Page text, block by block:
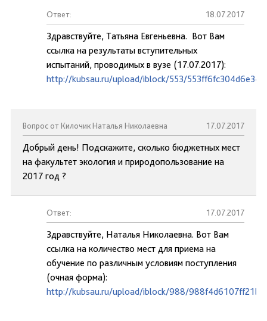
Ответ: 18.07.2017
Здравствуйте, Татьяна Евгеньевна. Вот Вам
ссылка на результаты вступительных
испытаний, проводимых в вузе (17.07.2017):
http://kubsau.ru/upload/iblock/553/
Вопрос от Килочик Наталья Николаевна 17.07.2017
Добрый день! Подскажите, сколько бюджетных мест
на факультет экология и природопользование на
2017 год ?
Ответ: 17.07.2017
Здравствуйте, Наталья Николаевна. Вот Вам
ссылка на количество мест для приема на
обучение по различным условиям поступления
(очная форма):
http://kubsau.ru/upload/iblock/988/